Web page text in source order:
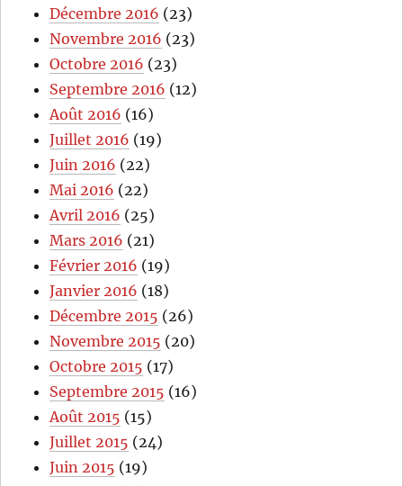
Décembre 2016 (23)
Novembre 2016 (23)
Octobre 2016 (23)
Septembre 2016 (12)
Août 2016 (16)
Juillet 2016 (19)
Juin 2016 (22)
Mai 2016 (22)
Avril 2016 (25)
Mars 2016 (21)
Février 2016 (19)
Janvier 2016 (18)
Décembre 2015 (26)
Novembre 2015 (20)
Octobre 2015 (17)
Septembre 2015 (16)
Août 2015 (15)
Juillet 2015 (24)
Juin 2015 (19)